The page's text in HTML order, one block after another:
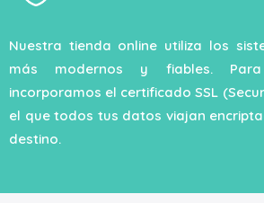
Nuestra tienda online utiliza los
más modernos y fiables.
incorporamos el certificado SSL
el que todos tus datos viajan
destino.